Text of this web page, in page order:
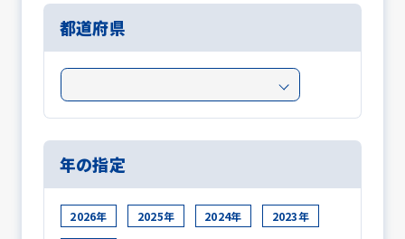
都道府県
年の指定
2026年 2025年 2024年 2023年